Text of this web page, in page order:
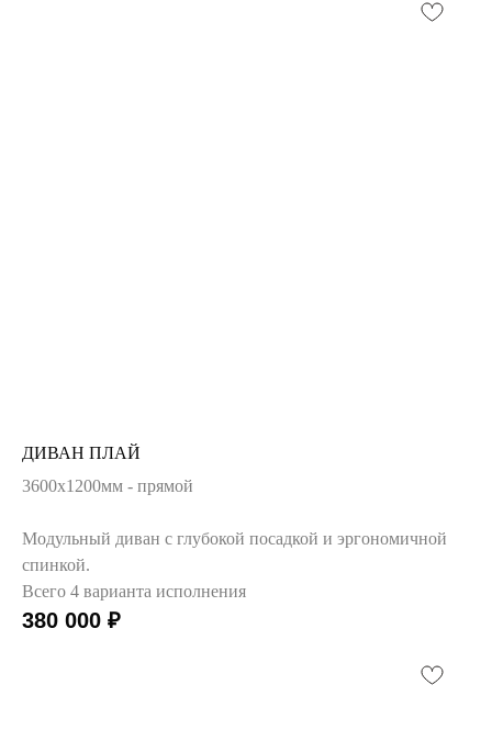
ДИВАН ПЛАЙ
3600х1200мм - прямой
Модульный диван с глубокой посадкой и эргономичной
спинкой.
Всего 4 варианта исполнения
380 000 ₽